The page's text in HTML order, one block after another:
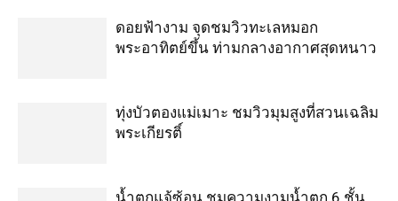
ดอยฟ้างาม จุดชมวิวทะเลหมอก
พระอาทิตย์ขึ้น ท่ามกลางอากาศสุดหนาว
ทุ่งบัวตองแม่เมาะ ชมวิวมุมสูงที่สวนเฉลิม
พระเกียรติ์
น้ำตกแจ้ซ้อน ชมความงามน้ำตก 6 ชั้น